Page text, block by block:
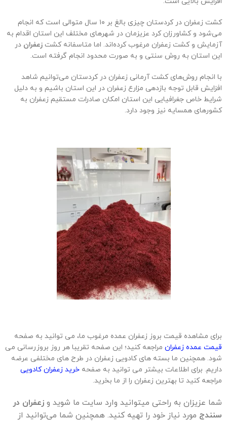
کشت زعفران در کردستان چیزی بالغ بر ۱۰ سال متوالی است که انجام
می‌شود و کشاورزان کرد عزیزمان در شهرهای مختلف این استان اقدام به
آزمایش و کشت زعفران مرغوب کرده‌اند. اما متاسفانه کشت زعفران در
این استان به روش سنتی و به صورت محدود انجام گرفته است.
با انجام روش‌های کشت آرمانی زعفران در کردستان می‌توانیم شاهد
افزایش قابل توجه بازدهی مزارع زعفران در این استان باشیم و به دلیل
شرایط خاص جغرافیایی این استان امکان صادرات مستقیم زعفران به
کشورهای همسایه نیز وجود دارد.
برای مشاهده قیمت بروز زعفران عمده مرغوب ما، می توانید به صفحه
قیمت عمده زعفران مراجعه کنید؛ این صفحه تقریبا هر روز بروزرسانی می
شود. همچنین ما بسته های کادویی زعفران در طرح های مختلفی عرضه
داریم. برای اطلاعات بیشتر می توانید به صفحه خرید زعفران کادویی
مراجعه کنید تا بهترین زعفران را از ما بخرید.
شما عزیزان به راحتی میتوانید وارد سایت ما شوید و زعفران در
سنندج مورد نیاز خود را تهیه کنید. همچنین شما می‌توانید از